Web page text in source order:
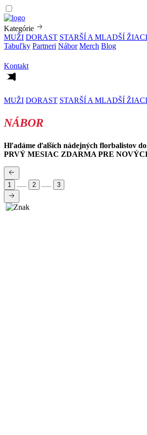
Kategórie
MUŽI DORAST STARŠÍ A MLADŠÍ ŽIACI
Tabuľky Partneri Nábor Merch Blog
Kontakt
MUŽI DORAST STARŠÍ A MLADŠÍ ŽIACI
NÁBOR
Hľadáme ďalších nádejných florbalistov
PRVÝ MESIAC ZDARMA PRE
1 2 3